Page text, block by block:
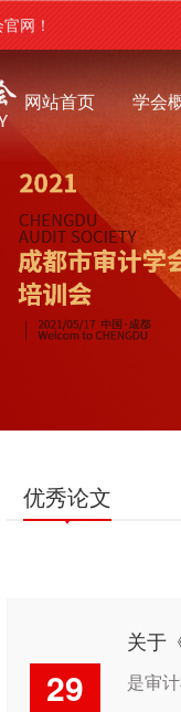
网！
网站首页 学会
优秀论文
29
关于
是审